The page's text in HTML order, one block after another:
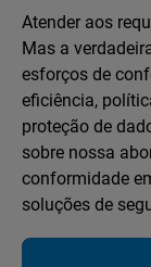
Atender aos
Mas a
esforços de
eficiência,
proteção de
sobre nossa
conformidade
soluções de